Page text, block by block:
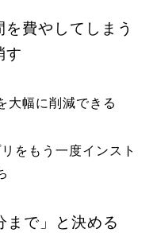
費やしてしまう
す
幅に削減できる
もう一度インスト
で」と決める